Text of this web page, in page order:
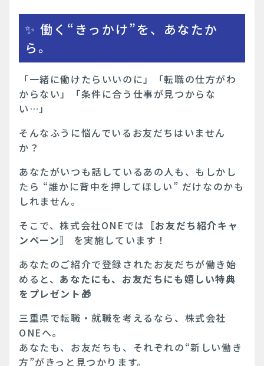
✨ 働く“きっかけ”を、あなたか
ら。
「一緒に働けたらいいのに」「転職の仕方がわ
からない」「条件に合う仕事が見つからな
い…」
そんなふうに悩んでいるお友だちはいません
か？
あなたがいつも話しているあの人も、もしかし
たら “誰かに背中を押してほしい” だけなのかも
しれません。
そこで、株式会社ONEでは 〚お友だち紹介キャ
ンペーン〛
を実施しています！
あなたのご紹介で登録されたお友だちが働き始
めると、 あなたにも、お友だちにも嬉しい特典
をプレゼント🎁
三重県で転職・就職を考えるなら、株式会社
ONEへ。
あなたも、お友だちも、それぞれの“新しい働き
方”がきっと見つかります。